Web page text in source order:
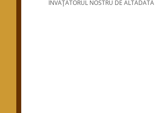
ÎNVĂŢĂTORUL NOSTRU DE ALTĂDATĂ